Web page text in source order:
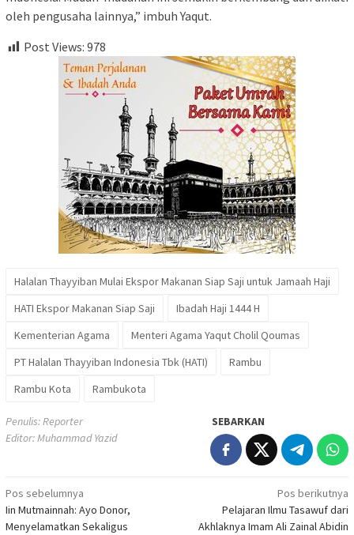
oleh pengusaha lainnya,” imbuh Yaqut.
Post Views: 978
Halalan Thayyiban Mulai Ekspor Makanan Siap Saji untuk Jamaah Haji
HATI Ekspor Makanan Siap Saji
Ibadah Haji 1444 H
Kementerian Agama
Menteri Agama Yaqut Cholil Qoumas
PT Halalan Thayyiban Indonesia Tbk (HATI)
Rambu
Rambu Kota
Rambukota
Penulis: Reporter
Editor: Muhammad Yazid
SEBARKAN
Navigasi
pos
Pos sebelumnya
Iin Mutmainnah: Ayo Donor,
Menyelamatkan Sekaligus
Pos berikutnya
Pelajaran Ilmu Tasawuf dari
Akhlaknya Imam Ali Zainal Abidin